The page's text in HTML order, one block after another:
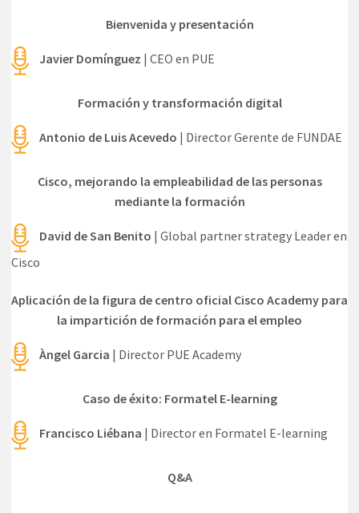
Bienvenida y presentación
Javier Domínguez | CEO en PUE
Formación y transformación digital
Antonio de Luis Acevedo | Director Gerente de FUNDAE
Cisco, mejorando la empleabilidad de las personas
mediante la formación
David de San Benito | Global partner strategy Leader en
Cisco
Aplicación de la figura de centro oficial Cisco Academy para
la impartición de formación para el empleo
Àngel Garcia | Director PUE Academy
Caso de éxito: Formatel E-learning
Francisco Liébana | Director en Formatel E-learning
Q&A